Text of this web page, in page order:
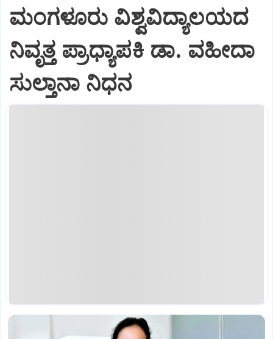
ಮಂಗಳೂರು ವಿಶ್ವವಿದ್ಯಾಲಯದ
ನಿವೃತ್ತ ಪ್ರಾಧ್ಯಾಪಕಿ ಡಾ. ವಹೀದಾ
ಸುಲ್ತಾನಾ ನಿಧನ